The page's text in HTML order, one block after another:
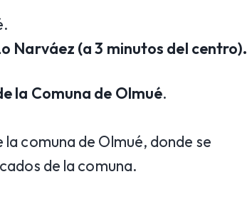
Narváez (a 3 minutos del centro).
la Comuna de Olmué.
comuna de Olmué, donde se
de la comuna.